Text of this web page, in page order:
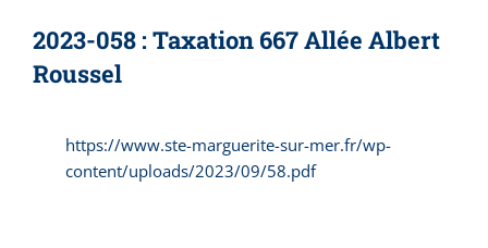
2023-058 : Taxation 667 Allée Albert
Roussel
https://www.ste-marguerite-sur-mer.fr/wp-
content/uploads/2023/09/58.pdf